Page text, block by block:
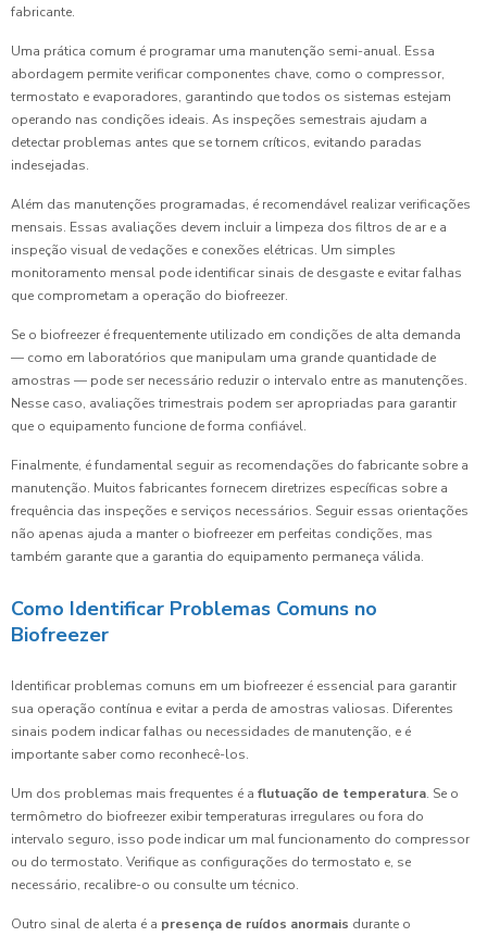
fabricante.
Uma prática comum é programar uma manutenção semi-anual. Essa
abordagem permite verificar componentes chave, como o compressor,
termostato e evaporadores, garantindo que todos os sistemas estejam
operando nas condições ideais. As inspeções semestrais ajudam a
detectar problemas antes que se tornem críticos, evitando paradas
indesejadas.
Além das manutenções programadas, é recomendável realizar verificações
mensais. Essas avaliações devem incluir a limpeza dos filtros de ar e a
inspeção visual de vedações e conexões elétricas. Um simples
monitoramento mensal pode identificar sinais de desgaste e evitar falhas
que comprometam a operação do biofreezer.
Se o biofreezer é frequentemente utilizado em condições de alta demanda
— como em laboratórios que manipulam uma grande quantidade de
amostras — pode ser necessário reduzir o intervalo entre as manutenções.
Nesse caso, avaliações trimestrais podem ser apropriadas para garantir
que o equipamento funcione de forma confiável.
Finalmente, é fundamental seguir as recomendações do fabricante sobre a
manutenção. Muitos fabricantes fornecem diretrizes específicas sobre a
frequência das inspeções e serviços necessários. Seguir essas orientações
não apenas ajuda a manter o biofreezer em perfeitas condições, mas
também garante que a garantia do equipamento permaneça válida.
Como Identificar Problemas Comuns no
Biofreezer
Identificar problemas comuns em um biofreezer é essencial para garantir
sua operação contínua e evitar a perda de amostras valiosas. Diferentes
sinais podem indicar falhas ou necessidades de manutenção, e é
importante saber como reconhecê-los.
Um dos problemas mais frequentes é a flutuação de temperatura. Se o
termômetro do biofreezer exibir temperaturas irregulares ou fora do
intervalo seguro, isso pode indicar um mal funcionamento do compressor
ou do termostato. Verifique as configurações do termostato e, se
necessário, recalibre-o ou consulte um técnico.
Outro sinal de alerta é a presença de ruídos anormais durante o